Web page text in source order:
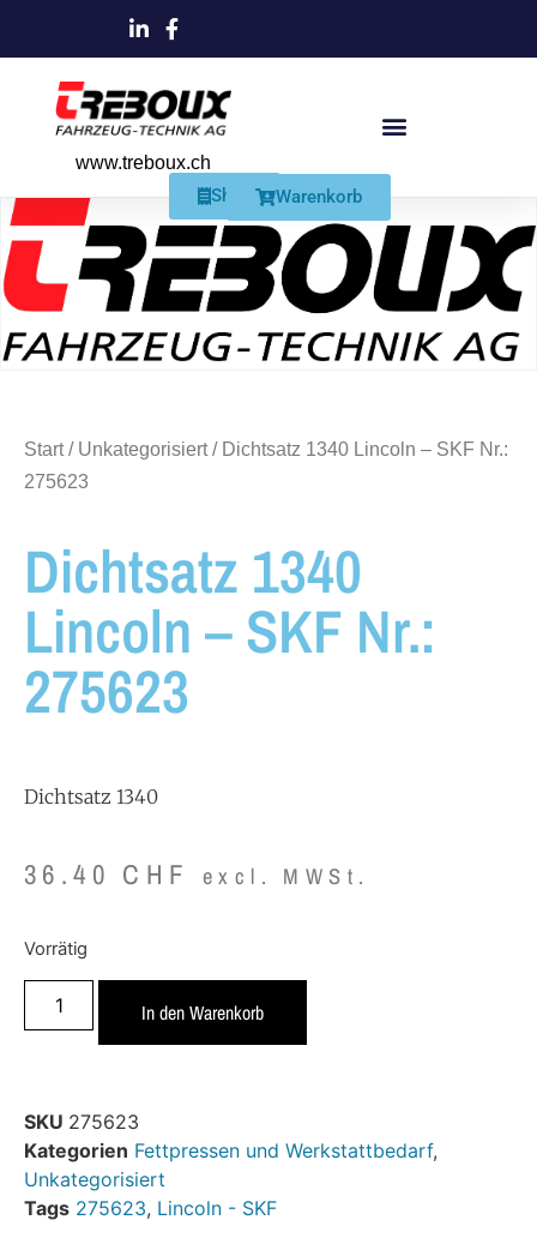
www.treboux.ch
Shop Warenkorb
Start/ Unkategorisiert/ Dichtsatz 1340 Lincoln – SKF Nr.:
275623
Dichtsatz 1340
Lincoln – SKF Nr.:
275623
Dichtsatz 1340
36.40 CHF excl. MWSt.
Vorrätig
In den Warenkorb
SKU 275623
Kategorien Fettpressen und Werkstattbedarf,
Unkategorisiert
Tags 275623, Lincoln - SKF